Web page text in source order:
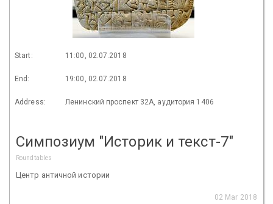
Start: 11:00, 02.07.2018
End: 19:00, 02.07.2018
Address: Ленинский проспект 32А, аудитория 1406
Симпозиум "Историк и текст-7"
Roundtables
Центр античной истории
02 Mar 2018